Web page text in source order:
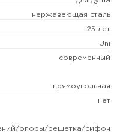
нержавеющая сталь
25 лет
Uni
современный
прямоугольная
нет
опоры/решетка/сифон